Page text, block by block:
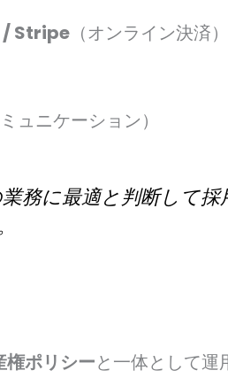
/ Stripe （オンライン決済）
ュニケーション）
務に最適と判断して
ポリシーと一体として運